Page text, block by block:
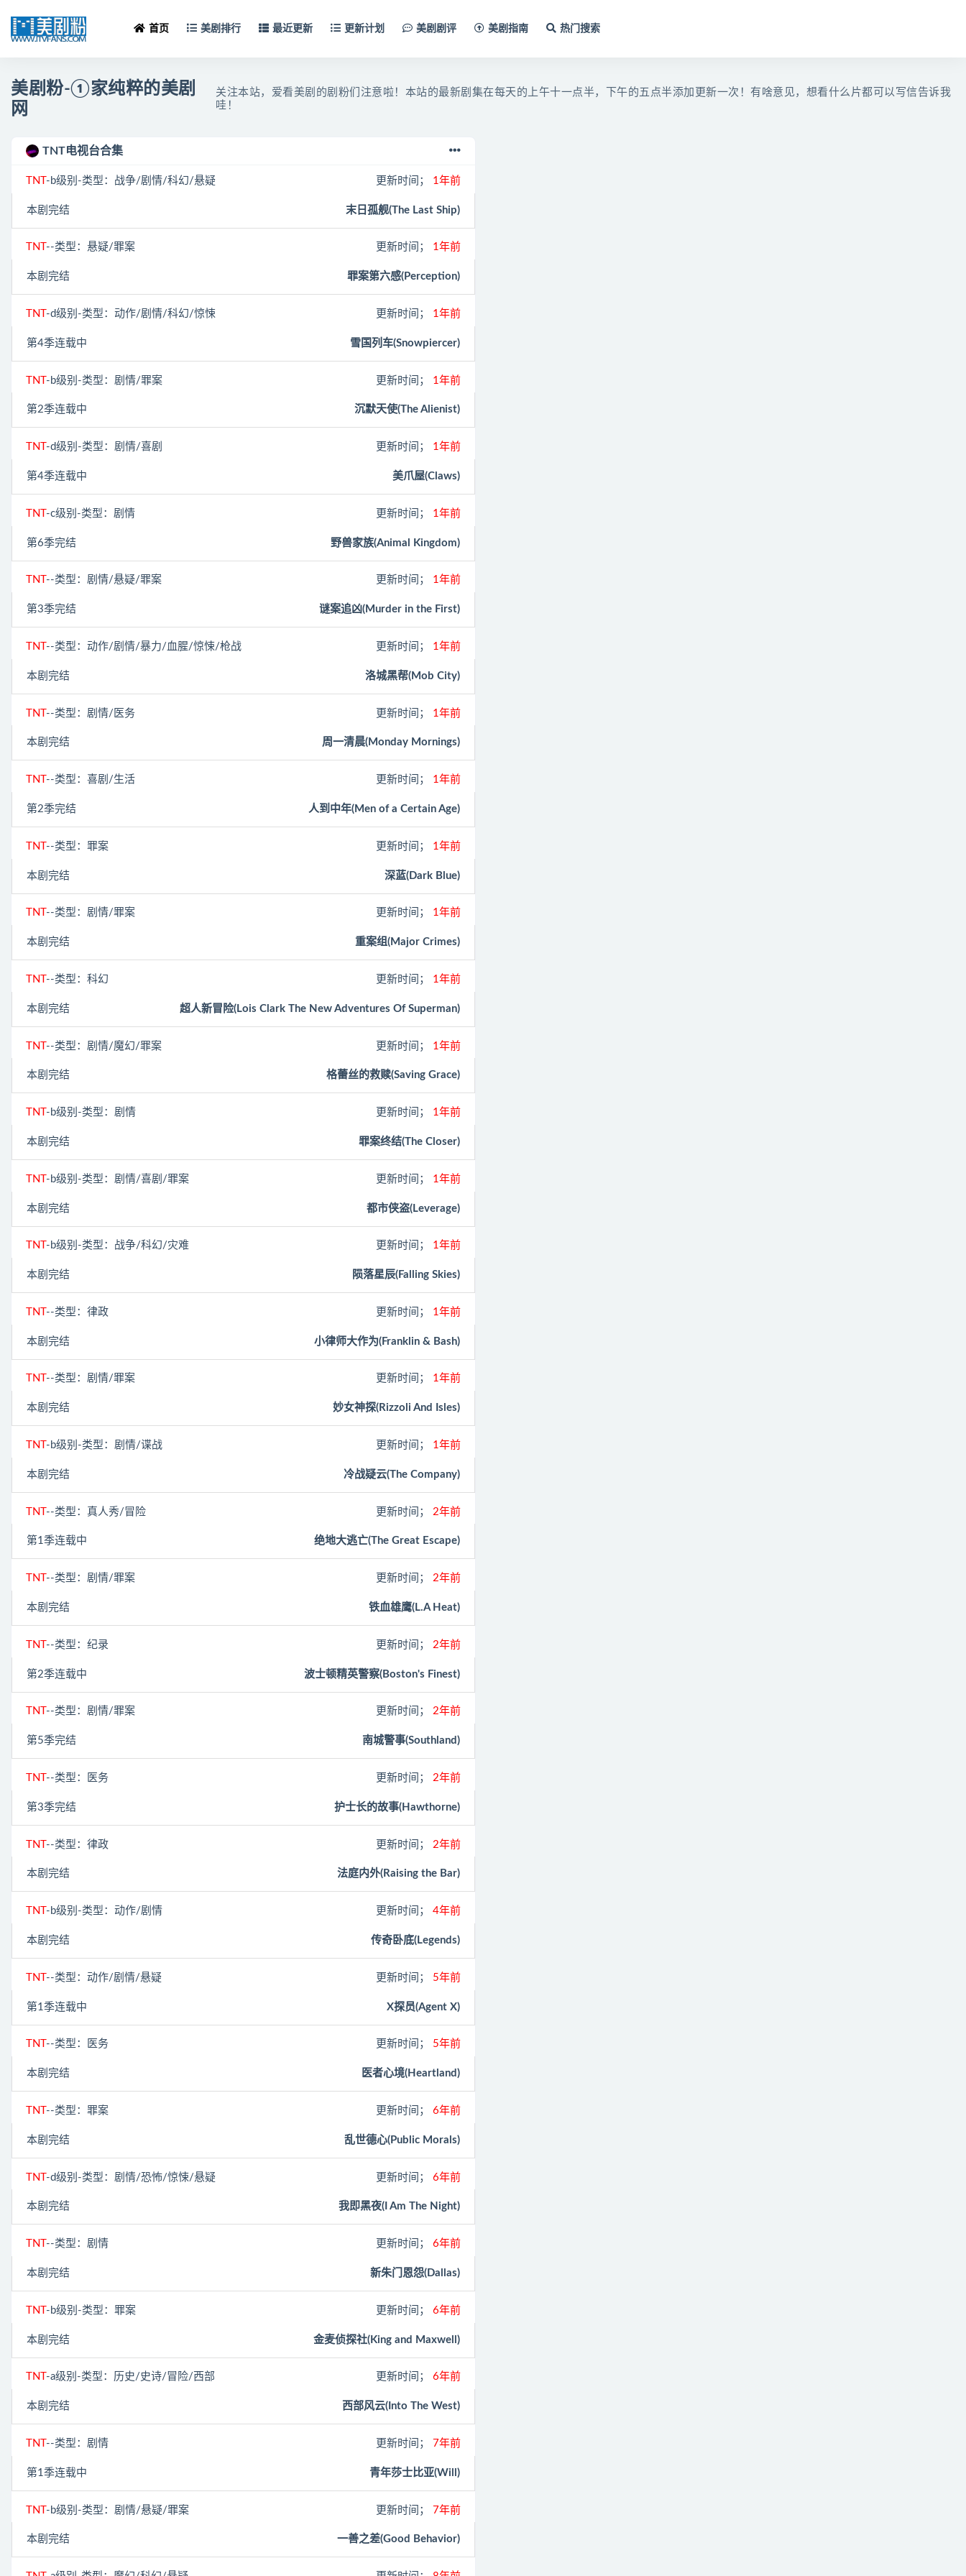
首页 美剧排行 最近更新 更新计划 美剧剧评 美剧指南 热门搜索
美剧粉-①家纯粹的美剧
网
关注本站，爱看美剧的剧粉们注意啦！本站的最新剧集在每天的上午十一点半，下午的五点半添加更新一次！有啥意见，想看什么片都可以写信告诉我
哇！
TNT电视台合集
TNT -b级别-类型：战争/剧情/科幻/悬疑 更新时间； 1年前
本剧完结 末日孤舰(The Last Ship)
TNT --类型：悬疑/罪案 更新时间； 1年前
本剧完结 罪案第六感(Perception)
TNT -d级别-类型：动作/剧情/科幻/惊悚 更新时间； 1年前
第4季连载中 雪国列车(Snowpiercer)
TNT-b级别-类型：剧情/罪案 更新时间； 1年前
第2季连载中 沉默天使(The Alienist)
TNT -d级别-类型：剧情/喜剧 更新时间； 1年前
第4季连载中 美爪屋(Claws)
TNT -c级别-类型：剧情 更新时间； 1年前
第6季完结 野兽家族(Animal Kingdom)
TNT --类型：剧情/悬疑/罪案 更新时间； 1年前
第3季完结 谜案追凶(Murder in the First)
TNT --类型：动作/剧情/暴力/血腥/惊悚/枪战 更新时间； 1年前
本剧完结 洛城黑帮(Mob City)
TNT--类型：剧情/医务 更新时间； 1年前
本剧完结 周一清晨(Monday Mornings)
TNT --类型：喜剧/生活 更新时间； 1年前
第2季完结 人到中年(Men of a Certain Age)
TNT--类型：罪案 更新时间； 1年前
本剧完结 深蓝(Dark Blue)
TNT --类型：剧情/罪案 更新时间； 1年前
本剧完结 重案组(Major Crimes)
TNT --类型：科幻 更新时间； 1年前
本剧完结 超人新冒险(Lois Clark The New Adventures Of Superman)
TNT--类型：剧情/魔幻/罪案 更新时间； 1年前
本剧完结 格蕾丝的救赎(Saving Grace)
TNT -b级别-类型：剧情 更新时间； 1年前
本剧完结 罪案终结(The Closer)
TNT-b级别-类型：剧情/喜剧/罪案 更新时间； 1年前
本剧完结 都市侠盗(Leverage)
TNT -b级别-类型：战争/科幻/灾难 更新时间； 1年前
本剧完结 陨落星辰(Falling Skies)
TNT --类型：律政 更新时间； 1年前
本剧完结 小律师大作为(Franklin & Bash)
TNT --类型：剧情/罪案 更新时间； 1年前
本剧完结 妙女神探(Rizzoli And Isles)
TNT -b级别-类型：剧情/谍战 更新时间； 1年前
本剧完结 冷战疑云(The Company)
TNT--类型：真人秀/冒险 更新时间； 2年前
第1季连载中 绝地大逃亡(The Great Escape)
TNT --类型：剧情/罪案 更新时间； 2年前
本剧完结 铁血雄鹰(L.A Heat)
TNT --类型：纪录 更新时间； 2年前
第2季连载中 波士顿精英警察(Boston's Finest)
TNT --类型：剧情/罪案 更新时间； 2年前
第5季完结 南城警事(Southland)
TNT --类型：医务 更新时间； 2年前
第3季完结 护士长的故事(Hawthorne)
TNT--类型：律政 更新时间； 2年前
本剧完结 法庭内外(Raising the Bar)
TNT -b级别-类型：动作/剧情 更新时间； 4年前
本剧完结 传奇卧底(Legends)
TNT --类型：动作/剧情/悬疑 更新时间； 5年前
第1季连载中 X探员(Agent X)
TNT --类型：医务 更新时间； 5年前
本剧完结 医者心境(Heartland)
TNT --类型：罪案 更新时间； 6年前
本剧完结 乱世德心(Public Morals)
TNT-d级别-类型：剧情/恐怖/惊悚/悬疑 更新时间； 6年前
本剧完结 我即黑夜(I Am The Night)
TNT --类型：剧情 更新时间； 6年前
本剧完结 新朱门恩怨(Dallas)
TNT -b级别-类型：罪案 更新时间； 6年前
本剧完结 金麦侦探社(King and Maxwell)
TNT -a级别-类型：历史/史诗/冒险/西部 更新时间； 6年前
本剧完结 西部风云(Into The West)
TNT --类型：剧情 更新时间； 7年前
第1季连载中 青年莎士比亚(Will)
TNT-b级别-类型：剧情/悬疑/罪案 更新时间； 7年前
本剧完结 一善之差(Good Behavior)